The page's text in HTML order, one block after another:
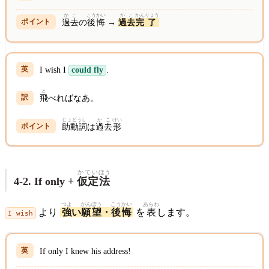
過去
かこ
の後悔
こうかい
→過去
かこ
完
かん
了
りょう
I wish I could fly .
飛
と
べればなあ。
助動詞
じょどうし
は過去
かこ
形
けい
4-2. If only +仮定
かてい
法
ほう
I wish より 強
つよ
い願
がん
望
ぼう
・ 後
こう
悔
かい
を表
あらわ
します。
If only I knew his address!